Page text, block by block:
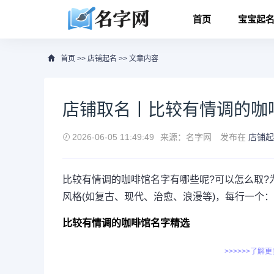
首页 宝宝起名
首页 >> 店铺起名 >> 文章内容
店铺取名丨比较有情调的咖
2026-06-05 11:49:49 来源：名字网 发布在 店铺
比较有情调的咖啡馆名字有哪些呢?可以怎么取
风格(如复古、现代、治愈、浪漫等)，每行一个：
比较有情调的咖啡馆名字精选
>>>>>>了解